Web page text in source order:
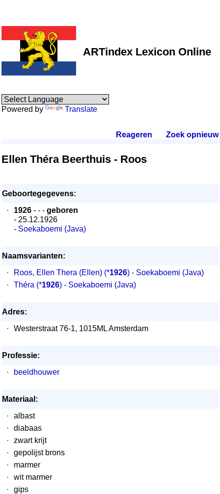
ARTindex Lexicon Online
Powered by Translate
Reageren Zoek opnieuw.
Ellen Théra Beerthuis - Roos
Geboortegegevens:
·
1926 - - - geboren
- 25.12.1926
- Soekaboemi (Java)
Naamsvarianten:
·
Roos, Ellen Thera (Ellen) (*1926) - Soekaboemi (Java)
·
Théra (*1926) - Soekaboemi (Java)
Adres:
·
Westerstraat 76-1, 1015ML Amsterdam
Professie:
·
beeldhouwer
Materiaal:
·
albast
·
diabaas
·
zwart krijt
·
gepolijst brons
·
marmer
·
wit marmer
·
gips